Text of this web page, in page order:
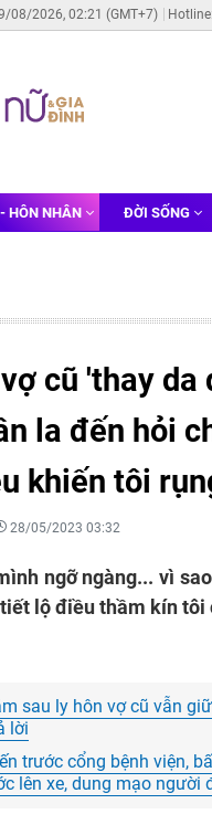
08/2026, 02:21 (GMT+7)
HÔN NHÂN ĐỜI SỐNG
cũ 'thay
la đến hỏi
khiến tôi
28/05/2023 03:32
ngỡ ngàng... vì
lộ điều thầm kín tôi
sau ly hôn vợ cũ vẫn
lời
trước cổng bệnh viện,
lên xe, dung mạo người